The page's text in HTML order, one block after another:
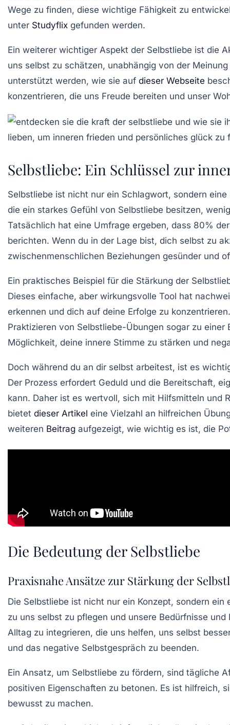
Wege zu finden, diese wichtige Fähigkeit zu
unter Studyflix gefunden werden.
Ein weiterer wichtiger Aspekt der Selbstliebe ist die
uns selbst zu schätzen, unabhängig von der
unterstützt werden, wie sie auf dieser Webseite
konzentrieren, die uns Freude bereiten und unser
Selbstliebe: Ein Schlüssel zur
Selbstliebe ist nicht nur ein Schlagwort, sondern
die ein starkes Gefühl von Selbstliebe besitzen,
Tatsächlich hat eine Umfrage ergeben, dass 80%
berichten. Wenn du in der Lage bist, dich selbst zu
zwischenmenschlichen Beziehungen gesünder und
Ein praktisches Beispiel für die Stärkung der
Dieses einfache, aber wirkungsvolle Tool hat
erkennen und dich auf deine Erfolge zu
Praktizieren von Selbstliebe-Übungen sogar zu einer
Möglichkeit, deine innere Stimme zu stärken und
Doch während du an dir selbst arbeitest, ist es
Der Prozess erfordert Geduld und die Bereitschaft,
kann. Daher ist es wertvoll, sich mit Hilfsmitteln und
bietet dieser Artikel eine Vielzahl an hilfreichen
weiteren Beitrag aufgezeigt, wie wichtig es ist, die
Die Bedeutung der Selbstliebe
Praxisnahe Ansätze zur Stärkung der
Die Selbstliebe ist nicht nur ein Konzept, sondern ein
zu uns selbst zu pflegen und unsere Bedürfnisse und
Alltag zu integrieren, die uns helfen, uns selbst
und das negative Selbstgespräch zu beenden.
Ein Ansatz, um Selbstliebe zu fördern, sind tägliche
positiven Eigenschaften zu betonen. Es ist hilfreich,
bewusst zu machen.